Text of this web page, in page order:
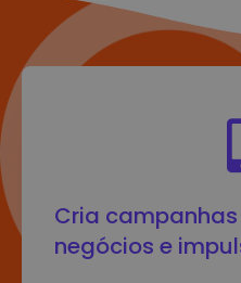
Cria
negócios e